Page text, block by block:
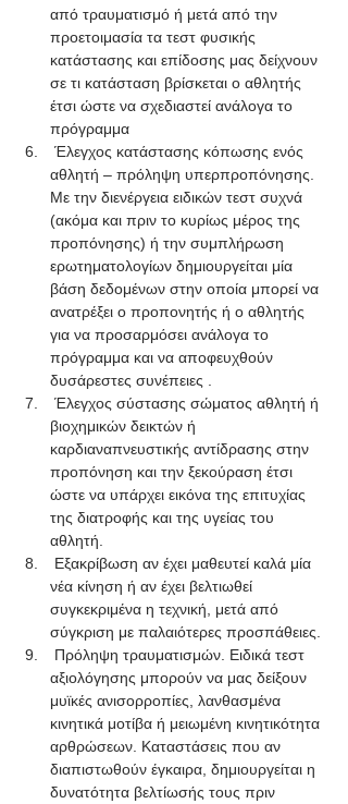
από τραυματισμό ή μετά από την
προετοιμασία τα τεστ φυσικής
κατάστασης και επίδοσης μας δείχνουν
σε τι κατάσταση βρίσκεται ο αθλητής
έτσι ώστε να σχεδιαστεί ανάλογα το
πρόγραμμα
αθλητή – πρόληψη υπερπροπόνησης.
Με την διενέργεια ειδικών τεστ συχνά
(ακόμα και πριν το κυρίως μέρος της
προπόνησης) ή την συμπλήρωση
ερωτηματολογίων δημιουργείται μία
βάση δεδομένων στην οποία μπορεί να
ανατρέξει ο προπονητής ή ο αθλητής
για να προσαρμόσει ανάλογα το
πρόγραμμα και να αποφευχθούν
δυσάρεστες συνέπειες .
βιοχημικών δεικτών ή
καρδιαναπνευστικής αντίδρασης στην
προπόνηση και την ξεκούραση έτσι
ώστε να υπάρχει εικόνα της επιτυχίας
της διατροφής και της υγείας του
αθλητή.
νέα κίνηση ή αν έχει βελτιωθεί
συγκεκριμένα η τεχνική, μετά από
σύγκριση με παλαιότερες προσπάθειες.
αξιολόγησης μπορούν να μας δείξουν
μυϊκές ανισορροπίες, λανθασμένα
κινητικά μοτίβα ή μειωμένη κινητικότητα
αρθρώσεων. Καταστάσεις που αν
διαπιστωθούν έγκαιρα, δημιουργείται η
δυνατότητα βελτίωσής τους πριν